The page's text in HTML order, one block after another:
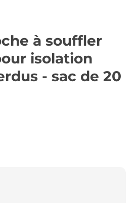
à souffler
isolation
- sac de 20